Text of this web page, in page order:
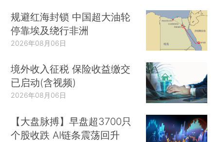
规避红海封锁 中国超大油轮
停靠埃及绕行非洲
2026年08月06日
境外收入征税 保险收益缴交
已启动(含视频)
2026年08月06日
【大盘脉搏】早盘超3700只
个股收跌 AI链条震荡回升